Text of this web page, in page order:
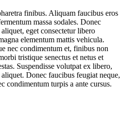
finibus. Aliquam faucibus eros
massa sodales. Donec
eget consectetur libero
elementum mattis vehicula.
nec condimentum et, finibus non
tristique senectus et netus et
Suspendisse volutpat ex libero,
Donec faucibus feugiat neque,
condimentum turpis a ante cursus.